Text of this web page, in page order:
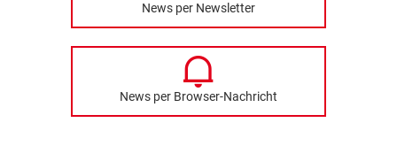
News per Newsletter
News per Browser-Nachricht